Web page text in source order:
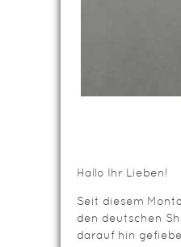
Hallo Ihr Lieben!
Seit diesem
den deutschen
darauf hin